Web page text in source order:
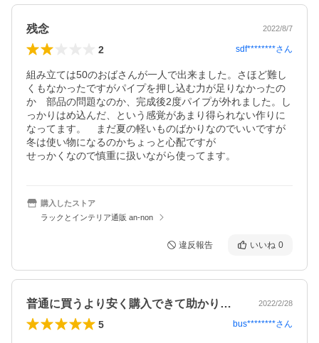
残念 2022/8/7
2 sdf********さん
組み立ては50のおばさんが一人で出来ました。さほど難し
くもなかったですがパイプを押し込む力が足りなかったの
か　部品の問題なのか、完成後2度パイプが外れました。し
っかりはめ込んだ、という感覚があまり得られない作りに
なってます。　まだ夏の軽いものばかりなのでいいですが
冬は使い物になるのかちょっと心配ですが
せっかくなので慎重に扱いながら使ってます。
購入したストア
ラックとインテリア通販 an-non
違反報告 いいね 0
普通に買うより安く購入できて助かりまし… 2022/2/28
5 bus********さん